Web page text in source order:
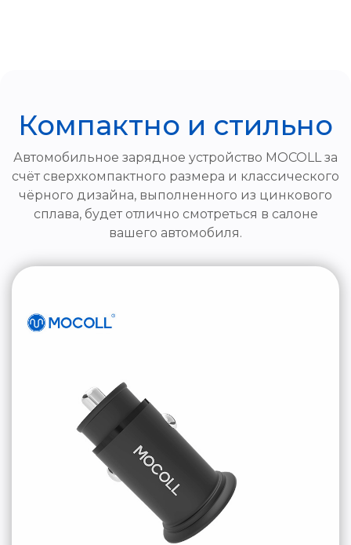
Компактно и стильно
Автомобильное зарядное устройство MOCOLL за
счёт сверхкомпактного размера и классического
чёрного дизайна, выполненного из цинкового
сплава, будет отлично смотреться в салоне
вашего автомобиля.